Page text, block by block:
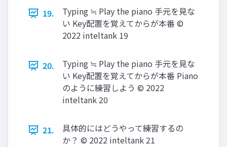
19.
Typing ≒ Play the piano 手元を見な
い Key配置を覚えてからが本番 ©
2022 inteltank 19
20.
Typing ≒ Play the piano 手元を見な
い Key配置を覚えてからが本番 Piano
のように練習しよう © 2022
inteltank 20
21.
具体的にはどうやって練習するの
か？ © 2022 inteltank 21